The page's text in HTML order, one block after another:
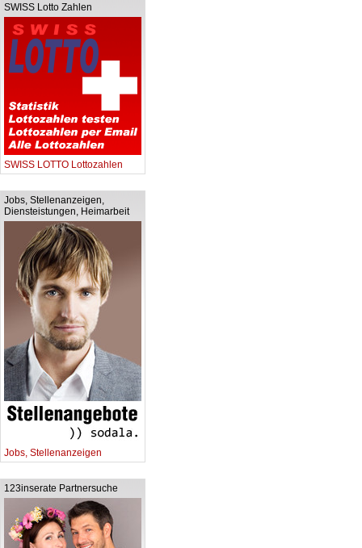
SWISS Lotto Zahlen
SWISS LOTTO Lottozahlen
Jobs, Stellenanzeigen,
Diensteistungen, Heimarbeit
Jobs, Stellenanzeigen
123inserate Partnersuche